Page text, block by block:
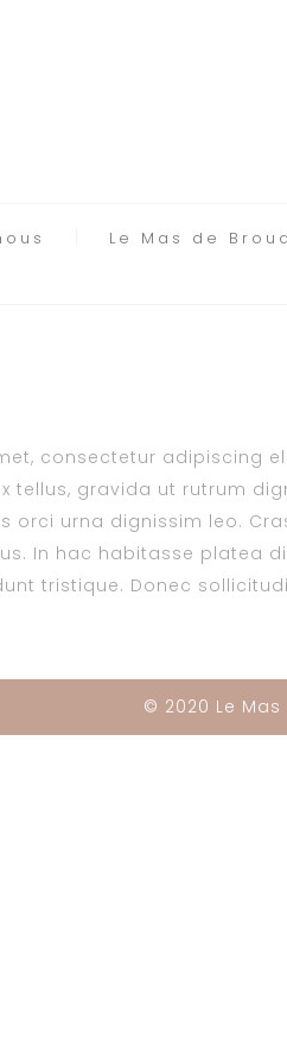
Le Mas de
consectetur adipiscing
tellus, gravida ut rutrum
orci urna dignissim leo.
In hac habitasse platea
tristique. Donec
© 2020 Le